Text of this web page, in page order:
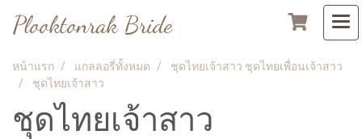
Plooktonrak Bride
หน้าแรก แกลลอรี่ทั้งหมด
ชุดไทยเจ้าสาว ชุดไทยเพื่อนเจ้าสาว
ชุดไทยเจ้าสาว
ชุดไทยเจ้าสาว